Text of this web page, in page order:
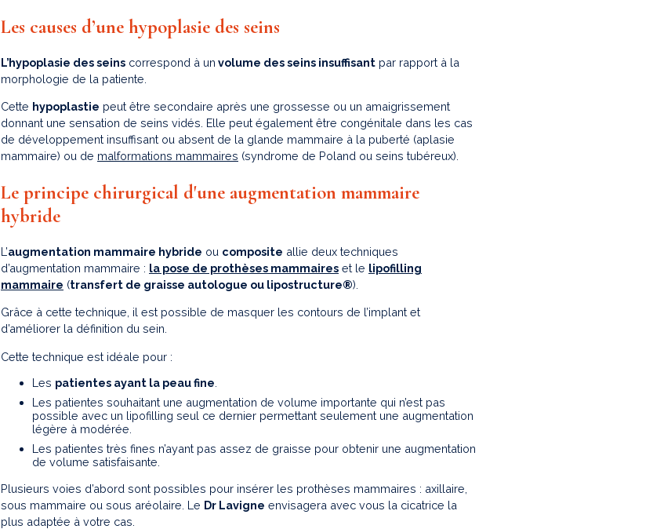
Les causes d’une hypoplasie des seins
L’hypoplasie des seins correspond à un volume des seins insuffisant par rapport à la
morphologie de la patiente.
Cette hypoplastie peut être secondaire après une grossesse ou un amaigrissement
donnant une sensation de seins vidés. Elle peut également être congénitale dans les cas
de développement insuffisant ou absent de la glande mammaire à la puberté (aplasie
mammaire) ou de malformations mammaires (syndrome de Poland ou seins tubéreux).
Le principe chirurgical d'une augmentation mammaire
hybride
L’augmentation mammaire hybride ou composite allie deux techniques
d’augmentation mammaire : la pose de prothèses mammaires et le lipofilling
mammaire (transfert de graisse autologue ou lipostructure®).
Grâce à cette technique, il est possible de masquer les contours de l’implant et
d’améliorer la définition du sein.
Cette technique est idéale pour :
Les patientes ayant la peau fine
Les patientes souhaitant une augmentation de volume importante qui n’est pas
possible avec un lipofilling seul ce dernier permettant seulement une augmentation
légère à modérée.
Les patientes très fines n’ayant pas assez de graisse pour obtenir une augmentation
de volume satisfaisante.
Plusieurs voies d’abord sont possibles pour insérer les prothèses mammaires : axillaire,
sous mammaire ou sous aréolaire. Le Dr Lavigne envisagera avec vous la cicatrice la
plus adaptée à votre cas.